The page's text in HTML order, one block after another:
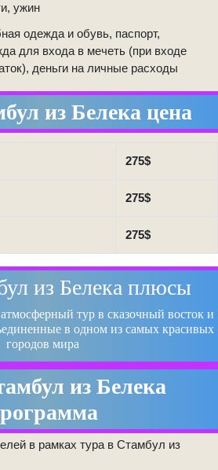
ужин
одежда и обувь, паспорт,
для входа в мечеть (при входе
деньги на личные расходы
из Белека цена
275$
275$
275$
из Белека плюсы
тур в сказочный восток и
в одном из самых красивых
городов мира
из Белека
в рамках тура в Стамбул из